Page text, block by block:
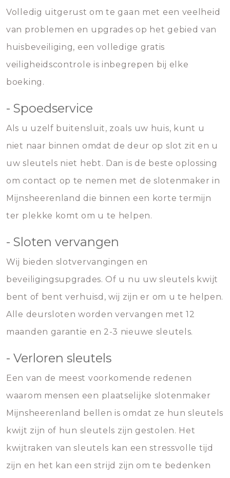
Volledig uitgerust om te gaan met een veelheid
van problemen en upgrades op het gebied van
huisbeveiliging, een volledige gratis
veiligheidscontrole is inbegrepen bij elke
boeking.
- Spoedservice
Als u uzelf buitensluit, zoals uw huis, kunt u
niet naar binnen omdat de deur op slot zit en u
uw sleutels niet hebt. Dan is de beste oplossing
om contact op te nemen met de slotenmaker in
Mijnsheerenland die binnen een korte termijn
ter plekke komt om u te helpen.
- Sloten vervangen
Wij bieden slotvervangingen en
beveiligingsupgrades. Of u nu uw sleutels kwijt
bent of bent verhuisd, wij zijn er om u te helpen.
Alle deursloten worden vervangen met 12
maanden garantie en 2-3 nieuwe sleutels.
- Verloren sleutels
Een van de meest voorkomende redenen
waarom mensen een plaatselijke slotenmaker
Mijnsheerenland bellen is omdat ze hun sleutels
kwijt zijn of hun sleutels zijn gestolen. Het
kwijtraken van sleutels kan een stressvolle tijd
zijn en het kan een strijd zijn om te bedenken